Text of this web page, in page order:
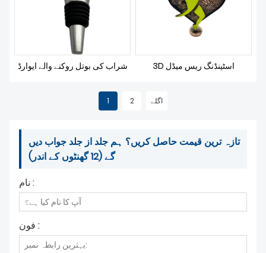
شراب کی بوتل روکنے والے ایوارڈ 3D اسٹینڈنگ ریس میڈل
1 2 اگلے
تازہ ترین قیمت حاصل کریں؟ ہم جلد از جلد جواب دیں
گے (12 گھنٹوں کے اندر)
نام :
فون :